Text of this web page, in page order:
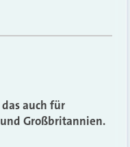
auch für
Großbritannien.